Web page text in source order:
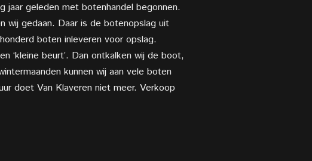
jaar geleden met botenhandel begonnen.
wij gedaan. Daar is de botenopslag uit
boten inleveren voor opslag.
‘kleine beurt’. Dan ontkalken wij de boot,
kunnen wij aan vele boten
doet Van Klaveren niet meer. Verkoop